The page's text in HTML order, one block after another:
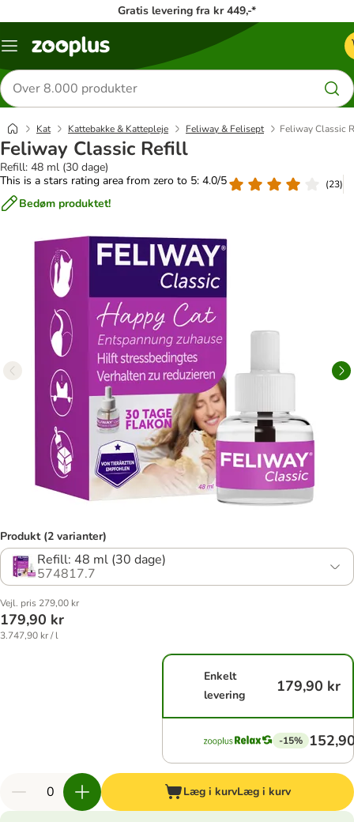
Gratis levering fra kr 449,-*
Menu
Søg
efter
produkter
Kat Kattebakke & Kattepleje Feliway & Felisept Feliway Classic
Feliway Classic Refill
Refill: 48 ml (30 dage)
This is a stars rating area from zero to 5: 4.0/5
(23)
Bedøm produktet!
Produkt (2 varianter)
Refill: 48 ml (30 dage)
574817.7
Vejl. pris 279,00 kr
179,90 kr
3.747,90 kr / l
Enkelt
levering
179,90 kr
-15%
Læg i kurvLæg i kurv